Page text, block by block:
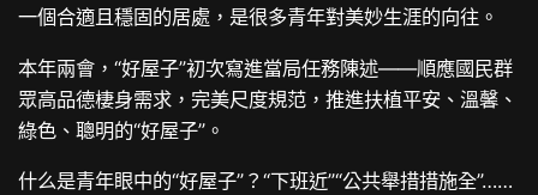
一個合適且穩固的居處，是很多青年對美妙生涯的向往。
本年兩會，“好屋子”初次寫進當局任務陳述——順應國民群
眾高品德棲身需求，完美尺度規范，推進扶植平安、溫馨、
綠色、聰明的“好屋子”。
什么是青年眼中的“好屋子”？“下班近”“公共舉措措施全”……